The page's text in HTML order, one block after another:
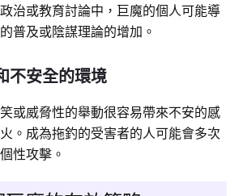
治或教育討論中，巨魔的個人可能導
普及或陰謀理論的增加。
不安全的環境
或威脅性的舉動很容易帶來不安的感
。成為拖釣的受害者的人可能會多次
性攻擊。